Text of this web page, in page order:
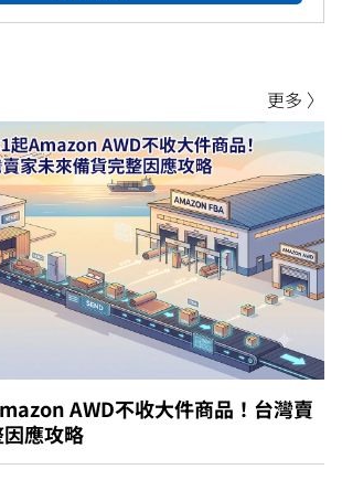
更多 〉
AWD不收大件商品！台灣賣
應攻略